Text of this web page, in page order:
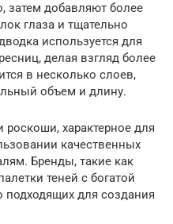
затем добавляют более
глаза и тщательно
используется для
делая взгляд более
в несколько слоев,
объем и длину.
характерное для
качественных
Бренды, такие как
теней с богатой
подходящих для создания